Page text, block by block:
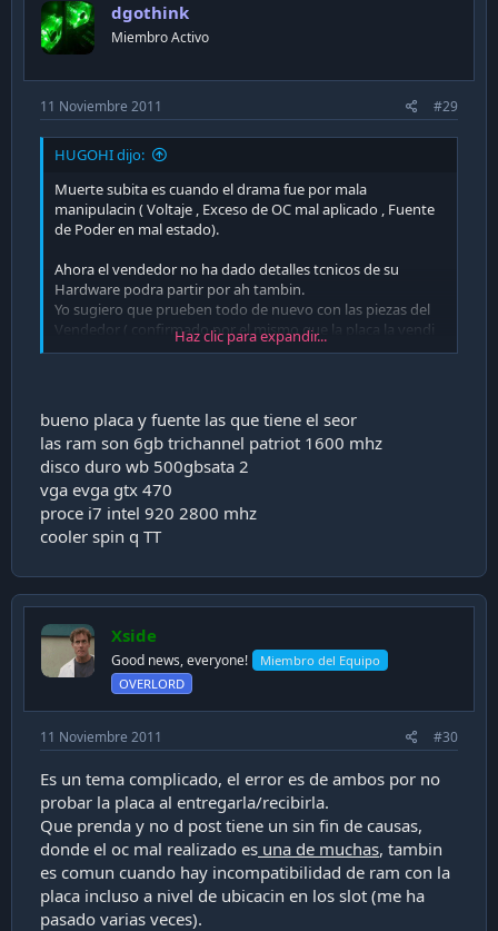
dgothink
Miembro Activo
11 Noviembre 2011 #29
HUGOHI dijo:
Muerte subita es cuando el drama fue por mala
manipulacin ( Voltaje , Exceso de OC mal aplicado , Fuente
de Poder en mal estado).
Ahora el vendedor no ha dado detalles tcnicos de su
Hardware podra partir por ah tambin.
Yo sugiero que prueben todo de nuevo con las piezas del
Vendedor ( confirmado por el mismo que la placa la vendi
buena) , asi se salen de la duda.
Haz clic para expandir...
bueno placa y fuente las que tiene el seor
las ram son 6gb trichannel patriot 1600 mhz
disco duro wb 500gbsata 2
vga evga gtx 470
proce i7 intel 920 2800 mhz
cooler spin q TT
Xside
Good news, everyone!
Miembro del Equipo
OVERLORD
11 Noviembre 2011 #30
Es un tema complicado, el error es de ambos por no
probar la placa al entregarla/recibirla.
Que prenda y no d post tiene un sin fin de causas,
donde el oc mal realizado es una de muchas, tambin
es comun cuando hay incompatibilidad de ram con la
placa incluso a nivel de ubicacin en los slot (me ha
pasado varias veces).